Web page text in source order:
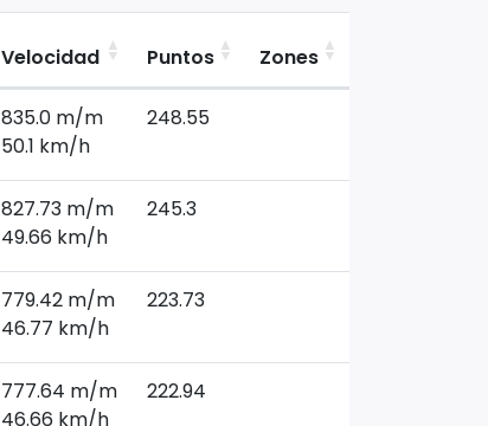
Velocidad Puntos Zones
835.0 m/m
50.1 km/h
248.55
827.73 m/m
49.66 km/h
245.3
779.42 m/m
46.77 km/h
223.73
777.64 m/m
46.66 km/h
222.94